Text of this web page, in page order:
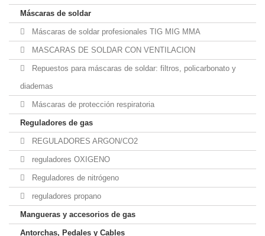
Máscaras de soldar
Máscaras de soldar profesionales TIG MIG MMA
MASCARAS DE SOLDAR CON VENTILACION
Repuestos para máscaras de soldar: filtros, policarbonato y
diademas
Máscaras de protección respiratoria
Reguladores de gas
REGULADORES ARGON/CO2
reguladores OXIGENO
Reguladores de nitrógeno
reguladores propano
Mangueras y accesorios de gas
Antorchas, Pedales y Cables